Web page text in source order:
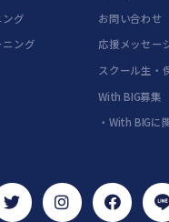
ング
ニング
お問い合わせ
応援メッセー
スクール生・
With BIG募集
・With BIGに